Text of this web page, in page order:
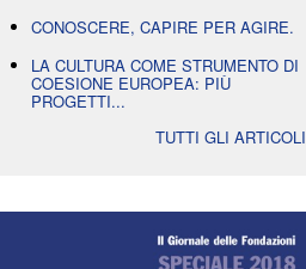
CONOSCERE, CAPIRE PER AGIRE.
LA CULTURA COME STRUMENTO DI
COESIONE EUROPEA: PIÙ
PROGETTI...
TUTTI GLI ARTICOLI